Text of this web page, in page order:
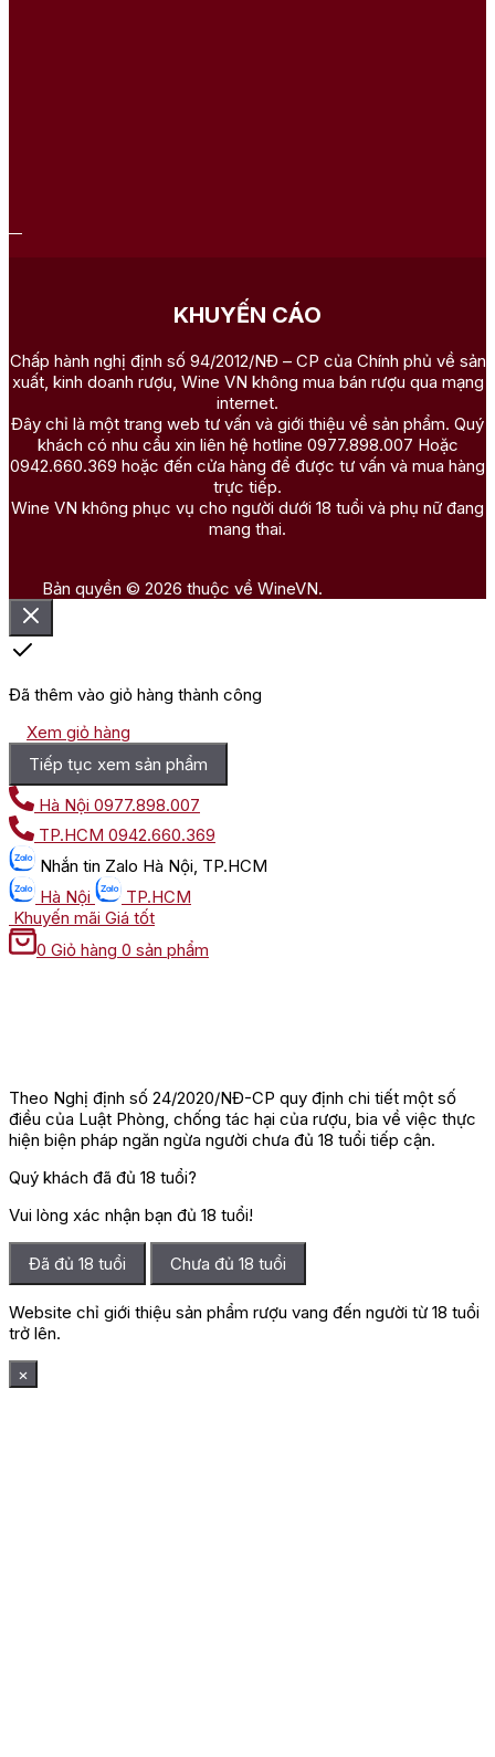
KHUYẾN CÁO
Chấp hành nghị định số 94/2012/NĐ – CP của Chính phủ về sản
xuất, kinh doanh rượu, Wine VN không mua bán rượu qua mạng
internet.
Đây chỉ là một trang web tư vấn và giới thiệu về sản phẩm. Quý
khách có nhu cầu xin liên hệ hotline 0977.898.007 Hoặc
0942.660.369 hoặc đến cửa hàng để được tư vấn và mua hàng
trực tiếp.
Wine VN không phục vụ cho người dưới 18 tuổi và phụ nữ đang
mang thai.
Bản quyền © 2026 thuộc về WineVN.
Đã thêm vào giỏ hàng thành công
Xem giỏ hàng
Tiếp tục xem sản phẩm
Hà Nội 0977.898.007
TP.HCM 0942.660.369
Nhắn tin Zalo Hà Nội, TP.HCM
Hà Nội
TP.HCM
Khuyến mãi Giá tốt
0 Giỏ hàng 0 sản phẩm
Theo Nghị định số 24/2020/NĐ-CP quy định chi tiết một số
điều của Luật Phòng, chống tác hại của rượu, bia về việc thực
hiện biện pháp ngăn ngừa người chưa đủ 18 tuổi tiếp cận.
Quý khách đã đủ 18 tuổi?
Vui lòng xác nhận bạn đủ 18 tuổi!
Đã đủ 18 tuổi Chưa đủ 18 tuổi
Website chỉ giới thiệu sản phẩm rượu vang đến người từ 18 tuổi
trở lên.
×